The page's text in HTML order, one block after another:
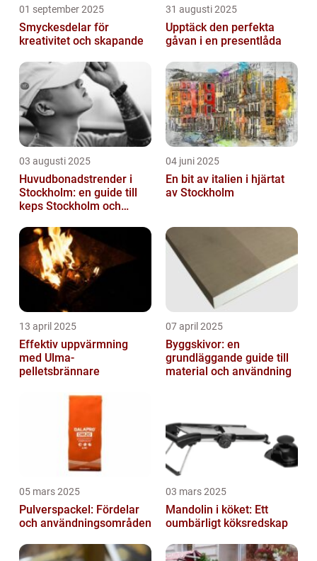
01 september 2025
Smyckesdelar för
kreativitet och skapande
31 augusti 2025
Upptäck den perfekta
gåvan i en presentlåda
03 augusti 2025
Huvudbonadstrender i
Stockholm: en guide till
keps Stockholm och
04 juni 2025
En bit av italien i hjärtat
av Stockholm
13 april 2025
Effektiv uppvärmning
med Ulma-
pelletsbrännare
07 april 2025
Byggskivor: en
grundläggande guide till
material och användning
05 mars 2025
Pulverspackel: Fördelar
och användningsområden
03 mars 2025
Mandolin i köket: Ett
oumbärligt köksredskap